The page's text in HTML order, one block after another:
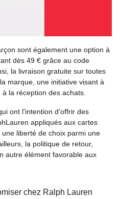
sont également une option à
dès 49 € grâce au code
la livraison gratuite sur toutes
marque, une initiative visant à
la réception des achats.
ont l'intention d'offrir des
appliqués aux cartes
liberté de choix parmi une
la politique de retour,
autre élément favorable aux
chez Ralph Lauren